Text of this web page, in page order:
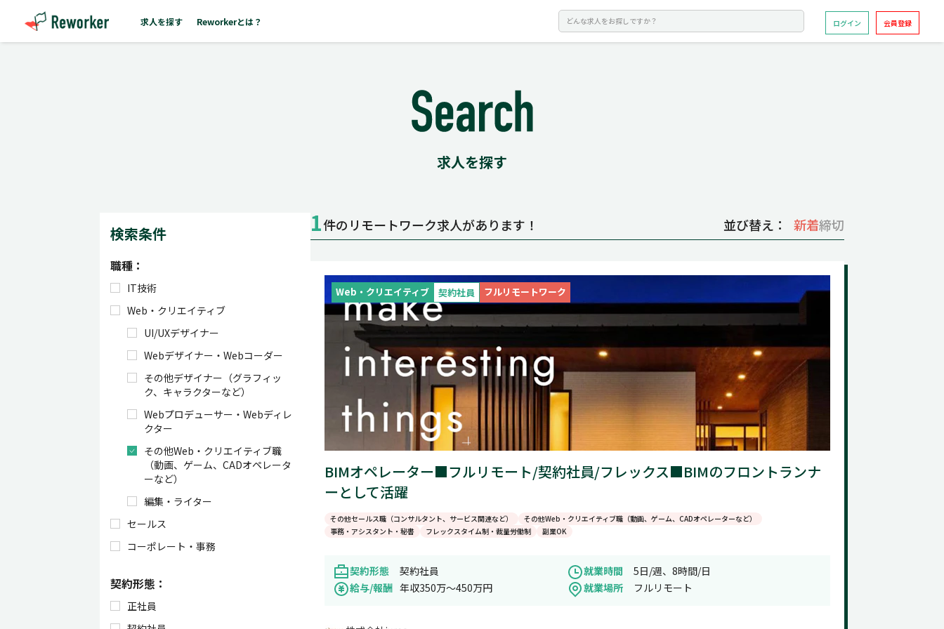
求人を探す Reworkerとは？ ログイン 会員登録
求人を探す
検索条件
職種：
IT技術
Web・クリエイティブ
UI/UXデザイナー
Webデザイナー・Webコーダー
その他デザイナー（グラフィッ
ク、キャラクターなど）
Webプロデューサー・Webディレ
クター
その他Web・クリエイティブ職
（動画、ゲーム、CADオペレータ
ーなど）
編集・ライター
セールス
コーポレート・事務
契約形態：
正社員
1件のリモートワーク求人があります！ 並び替え： 新着締切
Web・クリエイティブ 契約社員 フルリモートワーク
BIMオペレーター■フルリモート/契約社員/フレックス■BIMのフロントランナ
ーとして活躍
その他セールス職（コンサルタント、サービス関連など）
その他Web・クリエイティブ職（動画、ゲーム、CADオペレーターなど）
事務・アシスタント・秘書
フレックスタイム制・裁量労働制 副業OK
契約形態 契約社員 就業時間
5日/週、8時間/日
給与/報酬 年収350万～450万円 就業場所 フルリモート